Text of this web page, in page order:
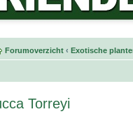
Forumoverzicht ‹ Exotische
Torreyi